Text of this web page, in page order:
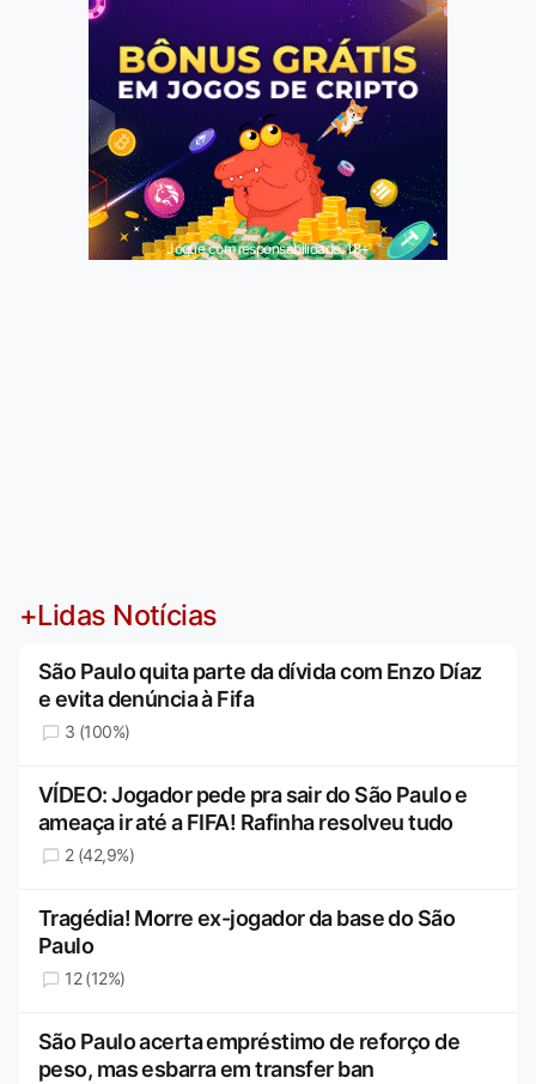
Jogue com responsabilidade. 18+
+Lidas Notícias
São Paulo quita parte da dívida com Enzo Díaz
e evita denúncia à Fifa
3 (100%)
VÍDEO: Jogador pede pra sair do São Paulo e
ameaça ir até a FIFA! Rafinha resolveu tudo
2 (42,9%)
Tragédia! Morre ex-jogador da base do São
Paulo
12 (12%)
São Paulo acerta empréstimo de reforço de
peso, mas esbarra em transfer ban